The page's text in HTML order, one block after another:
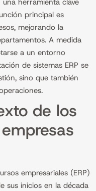
principal es
mejorando la
A medida
a un entorno
de sistemas ERP se
sino que también
de los
empresariales (ERP)
sus inicios en la década